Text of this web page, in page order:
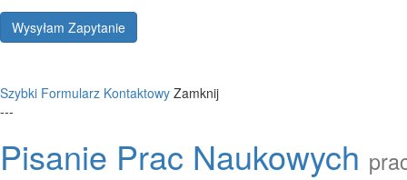
Wysyłam Zapytanie
Szybki Formularz Kontaktowy Zamknij
---
Pisanie Prac Naukowych